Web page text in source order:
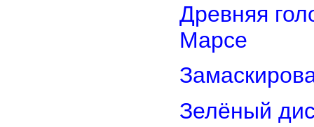
Древняя
Марсе
Зелёный